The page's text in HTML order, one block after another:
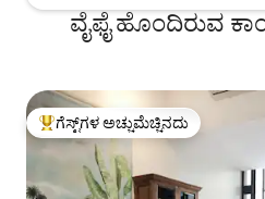
ವೈಫೈ ಹೊಂದಿರುವ
ಗೆಸ್ಟ್‌ಗಳಿಗೆ ಅತಿ ಹೆಚ್ಚು ಅಚ್ಚುಮೆಚ್ಚಿನದು
ಗೆಸ್ಟ್‌ಗಳ ಅಚ್ಚುಮೆಚ್ಚಿನದು